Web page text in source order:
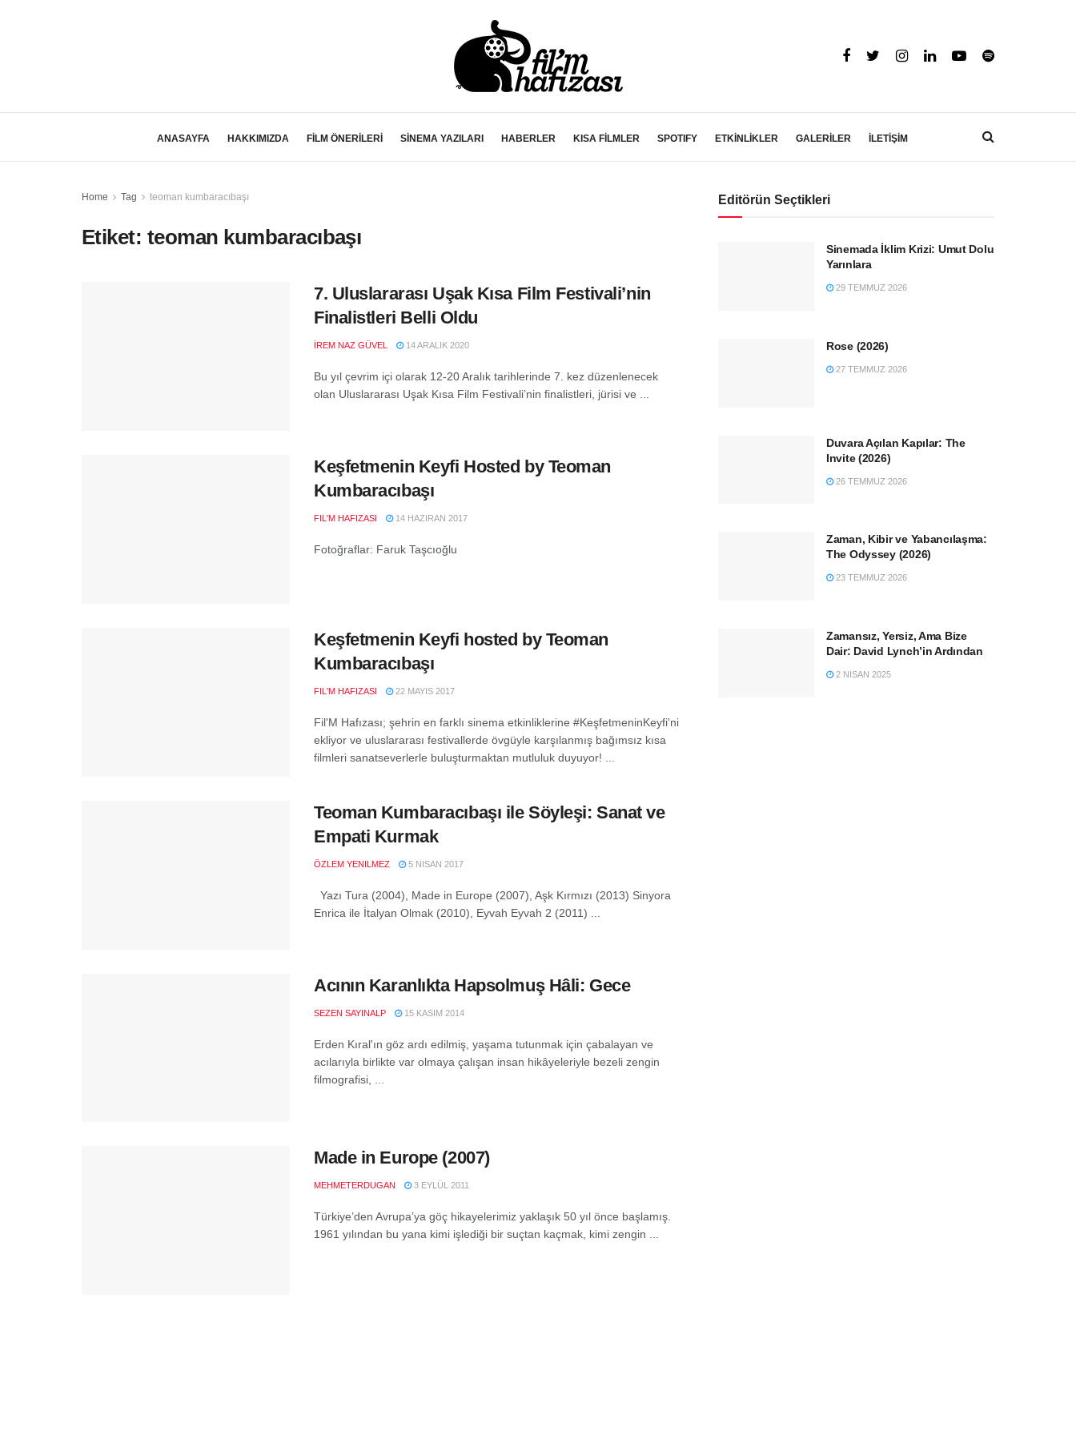
ANASAYFA HAKKIMIZDA FİLM ÖNERİLERİ SİNEMA YAZILARI HABERLER KISA FİLMLER SPOTIFY ETKİNLİKLER GALERİLER İLETİŞİM
Home Tag teoman kumbaracıbaşı
Etiket: teoman kumbaracıbaşı
7. Uluslararası Uşak Kısa Film Festivali’nin
Finalistleri Belli Oldu
İREM NAZ GÜVEL 14 ARALIK 2020
Bu yıl çevrim içi olarak 12-20 Aralık tarihlerinde 7. kez düzenlenecek
olan Uluslararası Uşak Kısa Film Festivali’nin finalistleri, jürisi ve ...
Keşfetmenin Keyfi Hosted by Teoman
Kumbaracıbaşı
FIL'M HAFIZASI 14 HAZIRAN 2017
Fotoğraflar: Faruk Taşcıoğlu
Keşfetmenin Keyfi hosted by Teoman
Kumbaracıbaşı
FIL'M HAFIZASI 22 MAYIS 2017
Fil'M Hafızası; şehrin en farklı sinema etkinliklerine #KeşfetmeninKeyfi'ni
ekliyor ve uluslararası festivallerde övgüyle karşılanmış bağımsız kısa
filmleri sanatseverlerle buluşturmaktan mutluluk duyuyor! ...
Teoman Kumbaracıbaşı ile Söyleşi: Sanat ve
Empati Kurmak
ÖZLEM YENILMEZ 5 NISAN 2017
Yazı Tura (2004), Made in Europe (2007), Aşk Kırmızı (2013) Sinyora
Enrica ile İtalyan Olmak (2010), Eyvah Eyvah 2 (2011) ...
Acının Karanlıkta Hapsolmuş Hâli: Gece
SEZEN SAYINALP 15 KASIM 2014
Erden Kıral'ın göz ardı edilmiş, yaşama tutunmak için çabalayan ve
acılarıyla birlikte var olmaya çalışan insan hikâyeleriyle bezeli zengin
filmografisi, ...
Made in Europe (2007)
MEHMETERDUGAN 3 EYLÜL 2011
Türkiye’den Avrupa’ya göç hikayelerimiz yaklaşık 50 yıl önce başlamış.
1961 yılından bu yana kimi işlediği bir suçtan kaçmak, kimi zengin ...
Editörün Seçtikleri
Sinemada İklim Krizi: Umut Dolu
Yarınlara
29 TEMMUZ 2026
Rose (2026)
27 TEMMUZ 2026
Duvara Açılan Kapılar: The
Invite (2026)
26 TEMMUZ 2026
Zaman, Kibir ve Yabancılaşma:
The Odyssey (2026)
23 TEMMUZ 2026
Zamansız, Yersiz, Ama Bize
Dair: David Lynch’in Ardından
2 NISAN 2025